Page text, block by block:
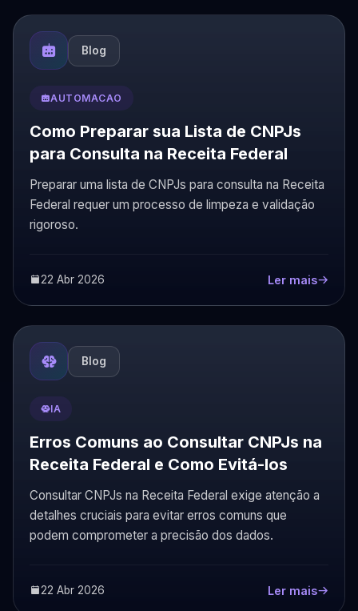
Blog
AUTOMACAO
Como Preparar sua Lista de CNPJs
para Consulta na Receita Federal
Preparar uma lista de CNPJs para consulta na Receita
Federal requer um processo de limpeza e validação
rigoroso.
22 Abr 2026 Ler mais
Blog
IA
Erros Comuns ao Consultar CNPJs na
Receita Federal e Como Evitá-los
Consultar CNPJs na Receita Federal exige atenção a
detalhes cruciais para evitar erros comuns que
podem comprometer a precisão dos dados.
22 Abr 2026 Ler mais